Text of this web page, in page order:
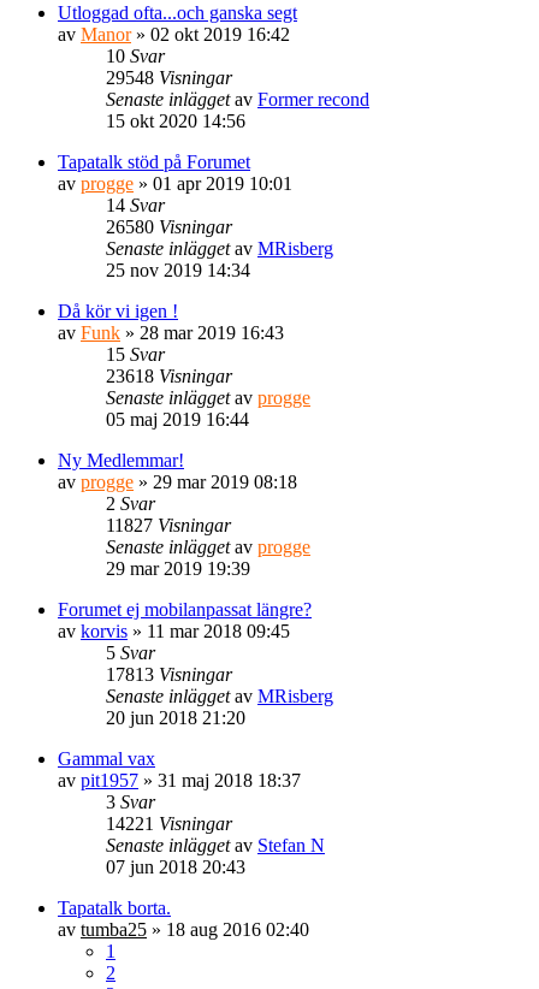
Utloggad ofta...och ganska segt
av Manor» 02 okt 2019 16:42
10 Svar
29548 Visningar
Senaste inläggetav Former recond
15 okt 2020 14:56
Tapatalk stöd på Forumet
av progge » 01 apr 2019 10:01
14 Svar
26580 Visningar
Senaste inläggetav MRisberg
25 nov 2019 14:34
Då kör vi igen !
av Funk » 28 mar 2019 16:43
15 Svar
23618 Visningar
Senaste inläggetav progge
05 maj 2019 16:44
Ny Medlemmar!
av progge » 29 mar 2019 08:18
2 Svar
11827 Visningar
Senaste inläggetav progge
29 mar 2019 19:39
Forumet ej mobilanpassat längre?
av korvis » 11 mar 2018 09:45
5 Svar
17813 Visningar
Senaste inläggetav MRisberg
20 jun 2018 21:20
Gammal vax
av pit1957 » 31 maj 2018 18:37
3 Svar
14221 Visningar
Senaste inläggetav Stefan N
07 jun 2018 20:43
Tapatalk borta.
av tumba25 » 18 aug 2016 02:40
1
2